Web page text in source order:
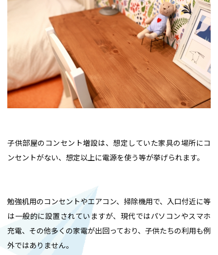
子供部屋のコンセント増設は、想定していた家具の場所にコ
ンセントがない、想定以上に電源を使う等が挙げられます。
勉強机用のコンセントやエアコン、掃除機用で、入口付近に等
は一般的に設置されていますが、現代ではパソコンやスマホ
充電、その他多くの家電が出回っており、子供たちの利用も例
外ではありません。